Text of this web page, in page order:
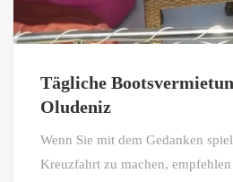
Tägliche
Oludeniz
Wenn Sie mit dem Gedanken
Kreuzfahrt zu machen,